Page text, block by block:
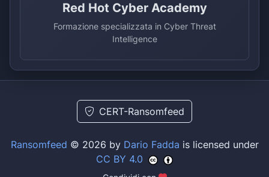
Red Hot Cyber Academy
Formazione specializzata in Cyber Threat
Intelligence
CERT-Ransomfeed
Ransomfeed © 2026 by Dario Fadda is licensed under
CC BY 4.0